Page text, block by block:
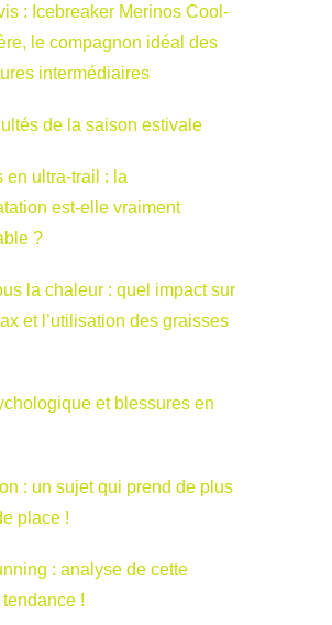
: Icebreaker Merinos Cool-
le compagnon idéal des
intermédiaires
de la saison estivale
en ultra-trail : la
est-elle vraiment
?
la chaleur : quel impact sur
et l’utilisation des graisses
et blessures en
: un sujet qui prend de plus
place !
: analyse de cette
!